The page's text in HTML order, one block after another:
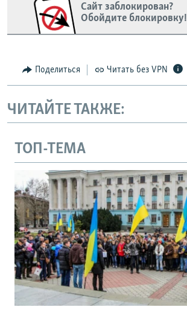
Сайт заблокирован?
Обойдите блокировку!
Поделиться Читать без VPN
ЧИТАЙТЕ ТАКЖЕ:
ТОП-ТЕМА